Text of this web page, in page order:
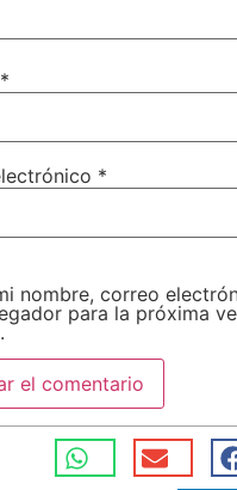
*
*
nombre, correo
para la próxima